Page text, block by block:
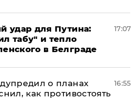
удар для Путина:
табу" и тепло
в Белграде
17:07
о планах
как противостоять
16:55